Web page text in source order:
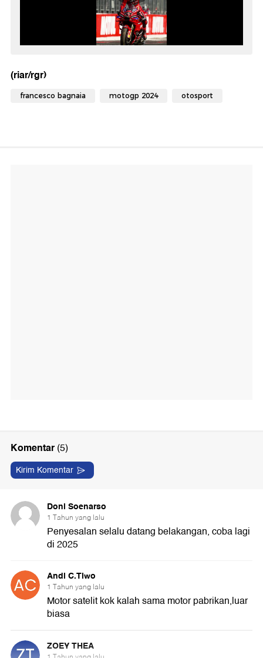
(riar/rgr)
francesco bagnaia motogp 2024 otosport